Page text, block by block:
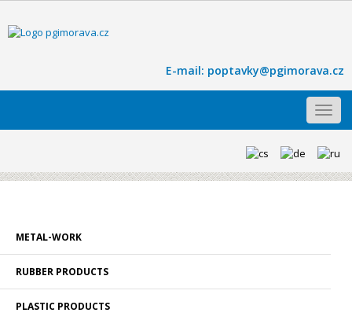
E-mail: poptavky@pgimorava.cz
METAL-WORK
RUBBER PRODUCTS
PLASTIC PRODUCTS